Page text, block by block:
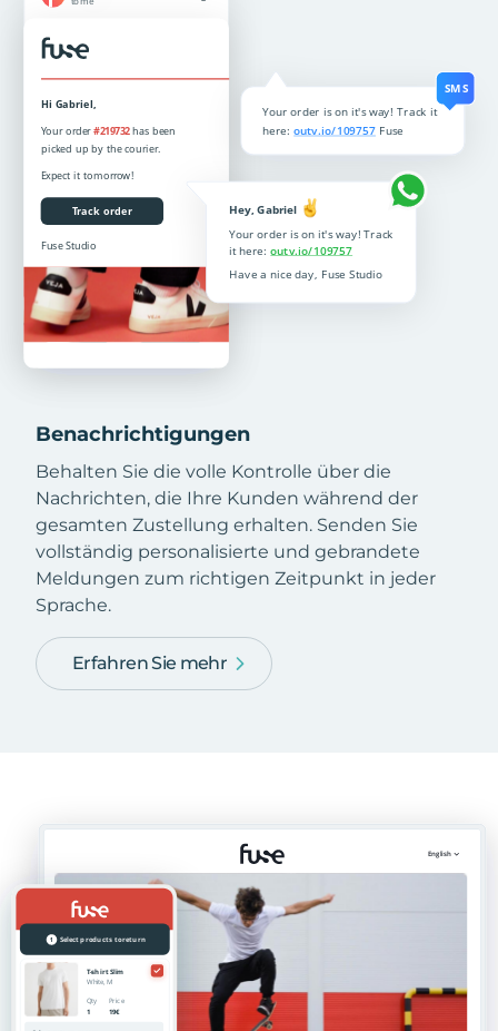
Benachrichtigungen
Behalten Sie die volle Kontrolle über die
Nachrichten, die Ihre Kunden während der
gesamten Zustellung erhalten. Senden Sie
vollständig personalisierte und gebrandete
Meldungen zum richtigen Zeitpunkt in jeder
Sprache.
Erfahren Sie mehr